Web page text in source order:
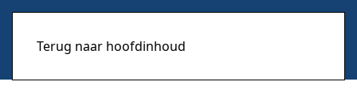
Terug naar hoofdinhoud